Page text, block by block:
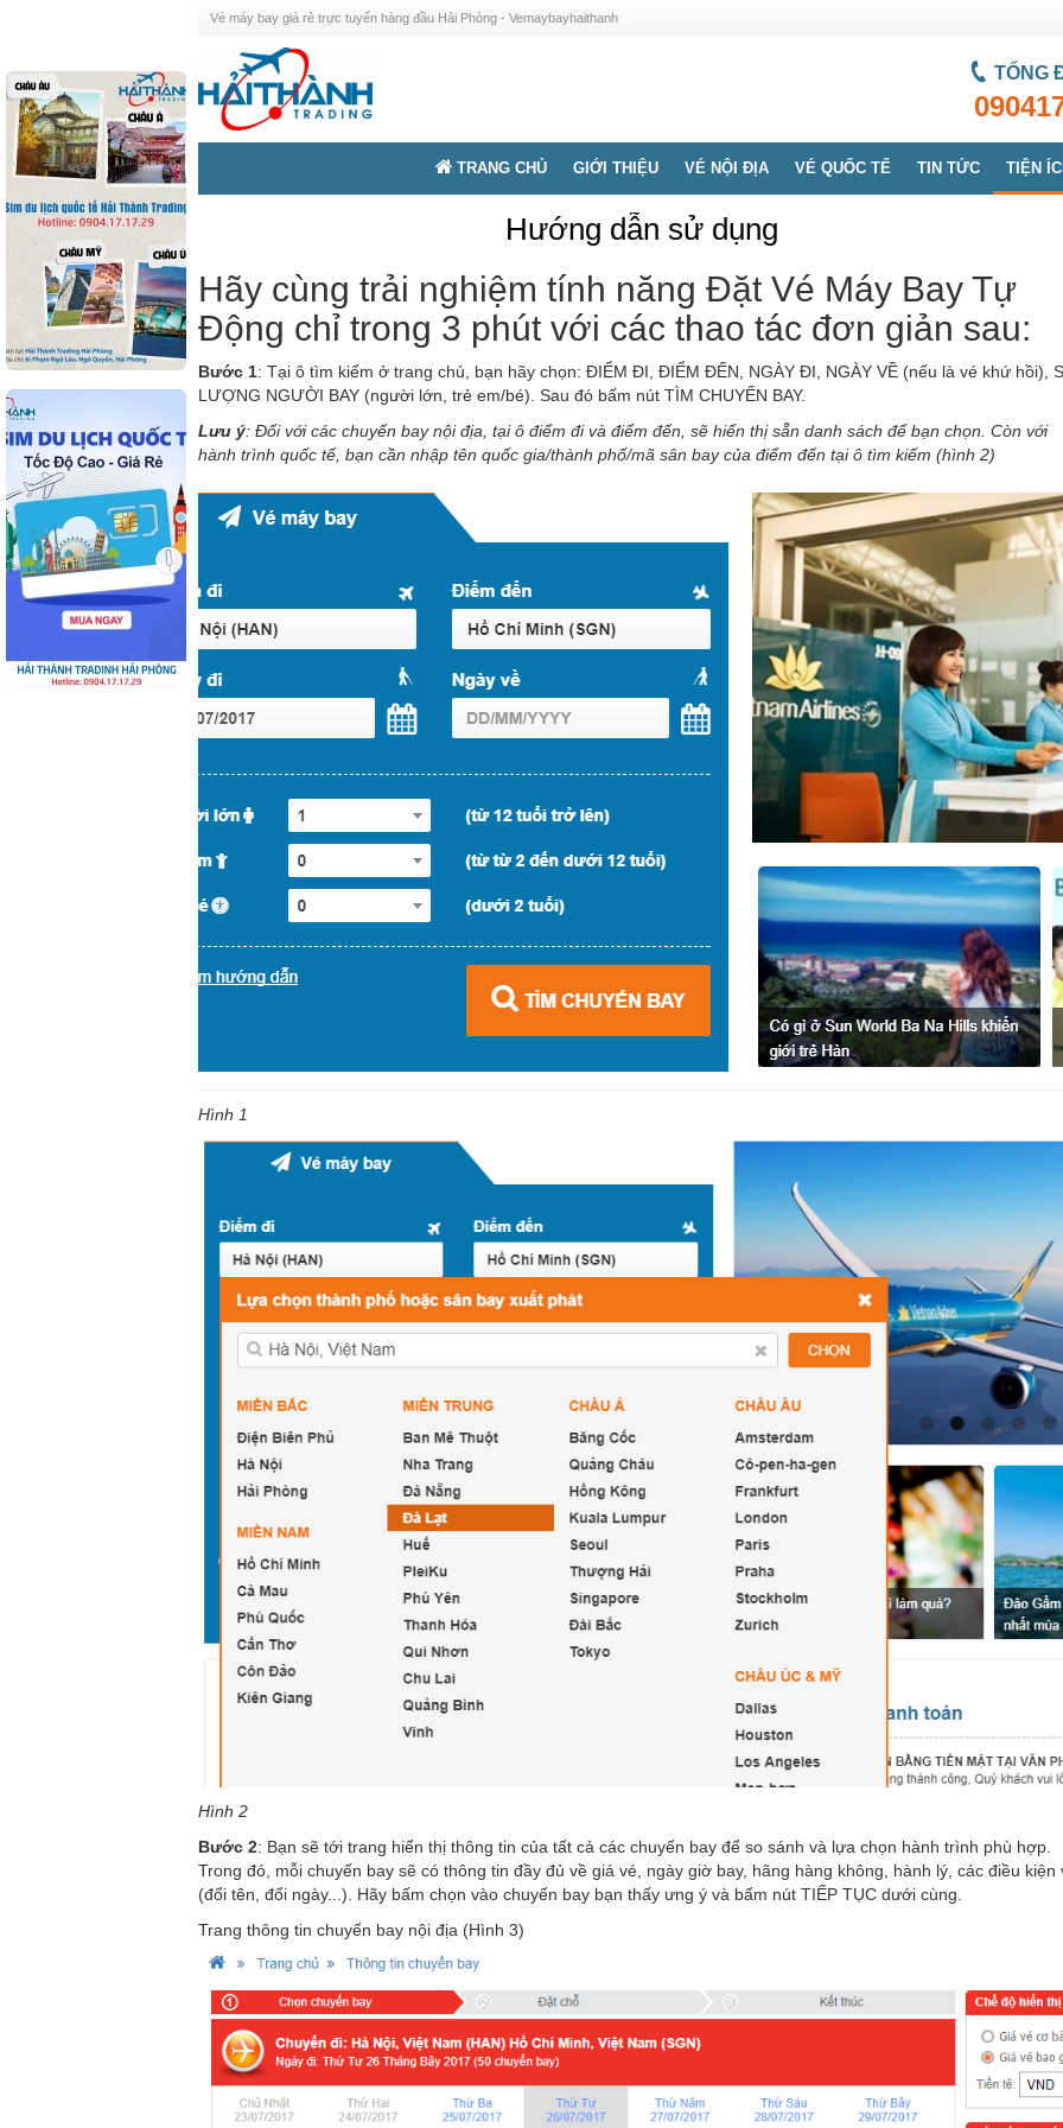
Vé máy bay giá rẻ trực tuyến hàng đầu Hải Phòng - Vemaybayhaithanh
TỔNG
TRANG CHỦ GIỚI THIỆU VÉ NỘI ĐỊA VÉ QUỐC TẾ TIN TỨC TIỆN
Hướng dẫn sử dụng
Hãy cùng trải nghiệm tính năng Đặt Vé Máy Bay Tự
Động chỉ trong 3 phút với các thao tác đơn giản sau:
Bước 1: Tại ô tìm kiếm ở trang chủ, bạn hãy chọn: ĐIỂM ĐI, ĐIỂM ĐẾN, NGÀY ĐI, NGÀY VỀ (nếu là vé khứ hồi),
LƯỢNG NGƯỜI BAY (người lớn, trẻ em/bé). Sau đó bấm nút TÌM CHUYẾN BAY.
Lưu ý: Đối với các chuyến bay nội địa, tại ô điểm đi và điểm đến, sẽ hiển thị sẵn danh sách để bạn chọn. Còn với
hành trình quốc tế, bạn cần nhập tên quốc gia/thành phố/mã sân bay của điểm đến tại ô tìm kiếm (hình 2)
Hình 1
Hình 2
Bước 2: Bạn sẽ tới trang hiển thị thông tin của tất cả các chuyến bay để so sánh và lựa chọn hành trình phù hợp.
Trong đó, mỗi chuyến bay sẽ có thông tin đầy đủ về giá vé, ngày giờ bay, hãng hàng không, hành lý, các điều kiện
(đổi tên, đổi ngày...). Hãy bấm chọn vào chuyến bay bạn thấy ưng ý và bấm nút TIẾP TỤC dưới cùng.
Trang thông tin chuyến bay nội địa (Hình 3)